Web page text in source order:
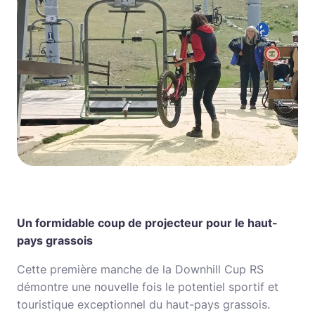
Un formidable coup de projecteur pour le haut-
pays grassois
Cette première manche de la Downhill Cup RS
démontre une nouvelle fois le potentiel sportif et
touristique exceptionnel du haut-pays grassois.